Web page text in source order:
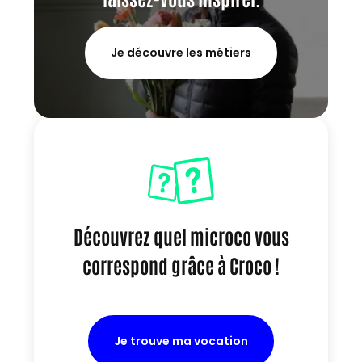
Je découvre les métiers
Découvrez quel microco vous
correspond grâce à Croco !
Je trouve ma vocation